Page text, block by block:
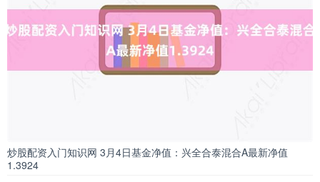
炒股配资入门知识网 3月4日基金净值：兴全合泰混合A最新净值
1.3924